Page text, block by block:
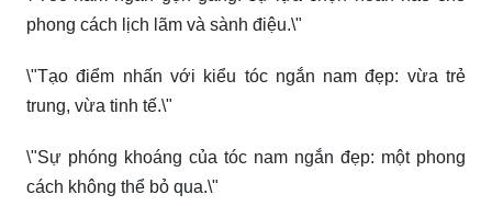
\"Tạo điểm nhấn với kiểu tóc Mohican ngắn đẹp đậm
chất Việt Nam\"